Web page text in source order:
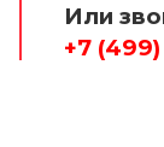
Или
+7